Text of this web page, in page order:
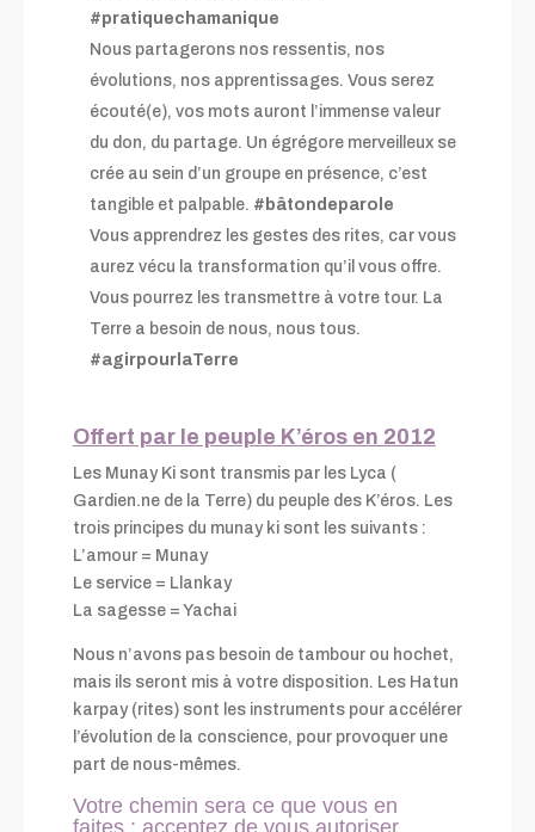
#pratiquechamanique
Nous partagerons nos ressentis, nos
évolutions, nos apprentissages. Vous serez
écouté(e), vos mots auront l’immense valeur
du don, du partage. Un égrégore merveilleux se
crée au sein d’un groupe en présence, c’est
tangible et palpable. #bâtondeparole
Vous apprendrez les gestes des rites, car vous
aurez vécu la transformation qu’il vous offre.
Vous pourrez les transmettre à votre tour. La
Terre a besoin de nous, nous tous.
#agirpourlaTerre
Offert par le peuple K’éros en 2012
Les Munay Ki sont transmis par les Lyca (
Gardien.ne de la Terre) du peuple des K’éros. Les
trois principes du munay ki sont les suivants :
L’amour = Munay
Le service = Llankay
La sagesse = Yachai
Nous n’avons pas besoin de tambour ou hochet,
mais ils seront mis à votre disposition. Les Hatun
karpay (rites) sont les instruments pour accélérer
l’évolution de la conscience, pour provoquer une
part de nous-mêmes.
Votre chemin sera ce que vous en
faites : acceptez de vous autoriser.